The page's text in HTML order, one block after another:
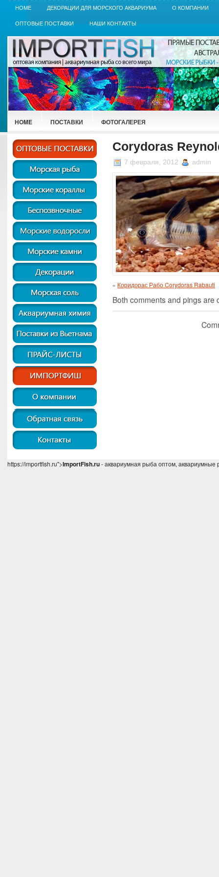
HOME ДЕКОРАЦИИ ДЛЯ МОРСКОГО АКВАРИУМА О КОМПАНИИ
ОПТОВЫЕ ПОСТАВКИ НАШИ КОНТАКТЫ
HOME ПОСТАВКИ ФОТОГАЛЕРЕЯ
Corydoras
7 февраля, 2012 admin
« Коридорас Рабо Corydoras Rabauti
Both comments and pings are
https://importfish.ru">ImportFish.ru- аквариумная рыба оптом,